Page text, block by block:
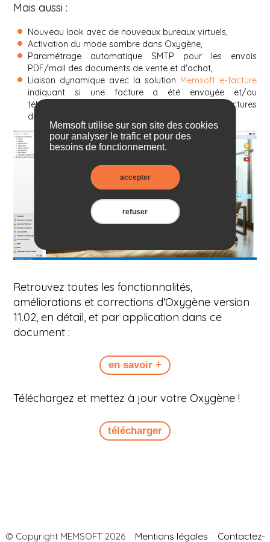
Mais aussi :
Nouveau look avec de nouveaux bureaux virtuels,
Activation du mode sombre dans Oxygène,
Paramétrage automatique SMTP pour les envois
PDF/mail des documents de vente et d'achat,
Liaison dynamique avec la solution Memsoft e-facture
indiquant si une facture a été envoyée et/ou
téléchargée par votre client, depuis la liste des factures
de la Gestion Commerciale,
Retrouvez toutes les fonctionnalités,
améliorations et corrections d'Oxygène version
11.02, en détail, et par application dans ce
document :
Téléchargez et mettez à jour votre Oxygène !
© Copyright MEMSOFT 2026 Mentions légales
Contactez-
Memsoft utilise sur son site des cookies
pour analyser le trafic et pour des
besoins de fonctionnement.
accepter
refuser